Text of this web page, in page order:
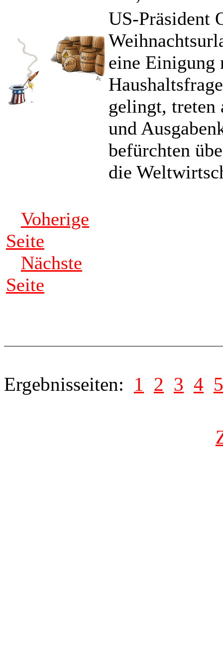
US-Präsident
eine Einigung
gelingt, treten
und
befürchten
die
Voherige
Seite
Nächste
Seite
Ergebnisseiten: 1 2 3 4 5